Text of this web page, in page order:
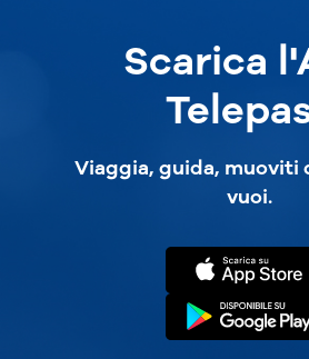
Scarica
Viaggia, guida, muoviti
vuoi.